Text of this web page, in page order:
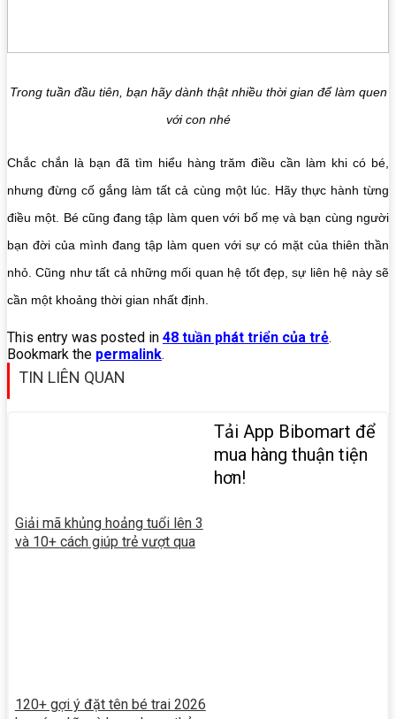
Trong tuần đầu tiên, bạn hãy dành thật nhiều thời gian để làm quen
với con nhé
Chắc chắn là bạn đã tìm hiểu hàng trăm điều cần làm khi có bé,
nhưng đừng cố gắng làm tất cả cùng một lúc. Hãy thực hành từng
điều một. Bé cũng đang tập làm quen với bố mẹ và bạn cùng người
bạn đời của mình đang tập làm quen với sự có mặt của thiên thần
nhỏ. Cũng như tất cả những mối quan hệ tốt đẹp, sự liên hệ này sẽ
cần một khoảng thời gian nhất định.
This entry was posted in 48 tuần phát triển của trẻ.
Bookmark the permalink.
TIN LIÊN QUAN
Giải mã khủng hoảng tuổi lên 3
và 10+ cách giúp trẻ vượt qua
120+ gợi ý đặt tên bé trai 2026
Tải App Bibomart để
mua hàng thuận tiện
hơn!